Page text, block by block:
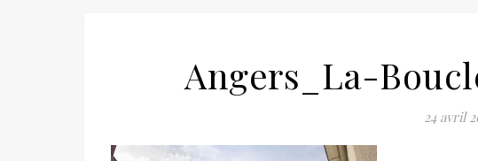
Angers_La-
24 avril